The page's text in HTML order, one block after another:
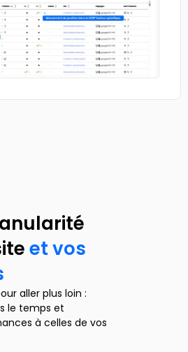
et vos
aller plus loin :
le temps et
à celles de vos